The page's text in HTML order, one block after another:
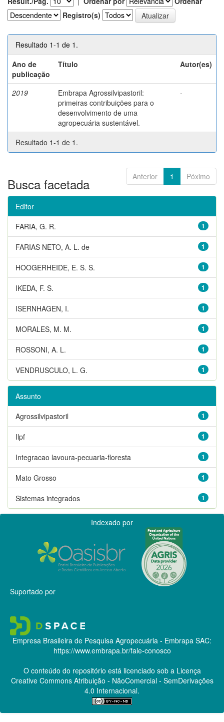
Registro(s)
Resultado 1-1 de 1.
Ano de
publicação
Título Autor(es)
2019
Embrapa Agrossilvipastoril:
primeiras contribuições para o
desenvolvimento de uma
agropecuária sustentável.
-
Resultado 1-1 de 1.
Anterior 1 Póximo
Busca facetada
Editor
1
FARIA, G. R.
1
FARIAS NETO, A. L. de
1
HOOGERHEIDE, E. S. S.
1
IKEDA, F. S.
1
ISERNHAGEN, I.
1
MORALES, M. M.
1
ROSSONI, A. L.
1
VENDRUSCULO, L. G.
Assunto
1
Agrossilvipastoril
1
Ilpf
1
Integracao lavoura-pecuaria-floresta
1
Mato Grosso
1
Sistemas integrados
Indexado por
Suportado por
Empresa Brasileira de Pesquisa Agropecuária - Embrapa SAC:
https://www.embrapa.br/fale-conosco
O conteúdo do repositório está licenciado sob a Licença
Creative CommonsAtribuição - NãoComercial - SemDerivações
4.0 Internacional.